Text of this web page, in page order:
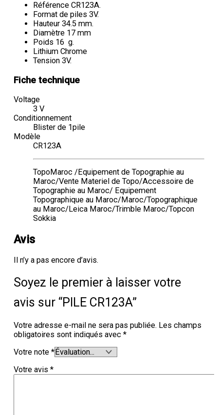
Référence CR123A.
Format de piles 3V.
Hauteur 34.5 mm.
Diamètre 17 mm
Poids 16 g.
Lithium Chrome
Tension 3V.
Fiche technique
Voltage
3 V
Conditionnement
Blister de 1pile
Modèle
CR123A
TopoMaroc /Equipement de Topographie au
Maroc/Vente Materiel de Topo/Accessoire de
Topographie au Maroc/ Equipement
Topographique au Maroc/Maroc/Topographique
au Maroc/Leica Maroc/Trimble Maroc/Topcon
Sokkia
Avis
Il n’y a pas encore d’avis.
Soyez le premier à laisser votre
avis sur “PILE CR123A”
Votre adresse e-mail ne sera pas publiée. Les champs
obligatoires sont indiqués avec *
Votre note *
Votre avis *